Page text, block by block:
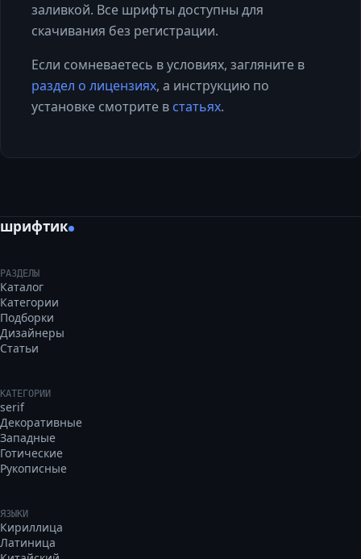
заливкой. Все шрифты доступны для
скачивания без регистрации.
Если сомневаетесь в условиях, загляните в
раздел о лицензиях, а инструкцию по
установке смотрите в статьях.
шрифтик
РАЗДЕЛЫ
Каталог
Категории
Подборки
Дизайнеры
Статьи
КАТЕГОРИИ
serif
Декоративные
Западные
Готические
Рукописные
ЯЗЫКИ
Кириллица
Латиница